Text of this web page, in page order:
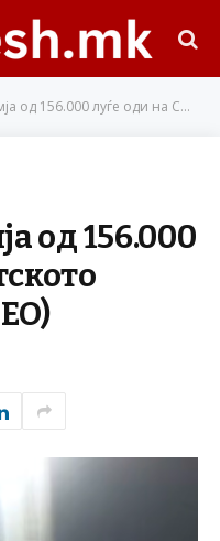
луѓе оди на Светското првенство (ВИДЕО)
од 156.000